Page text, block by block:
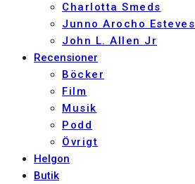
Charlotta Smeds
Junno Arocho Esteves
John L. Allen Jr
Recensioner
Böcker
Film
Musik
Podd
Övrigt
Helgon
Butik